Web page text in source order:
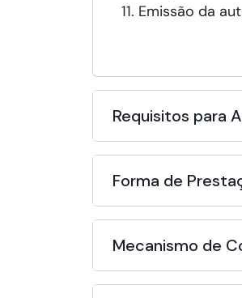
Emissão da
Requisitos para
Forma de
Mecanismo de